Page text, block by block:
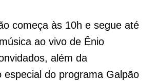
começa às 10h e segue até
ao vivo de Ênio
além da
especial do programa Galpão